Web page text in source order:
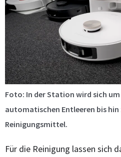
Foto: In der Station wird sich
automatischen Entleeren bis hin
Reinigungsmittel.
Für die Reinigung lassen sich